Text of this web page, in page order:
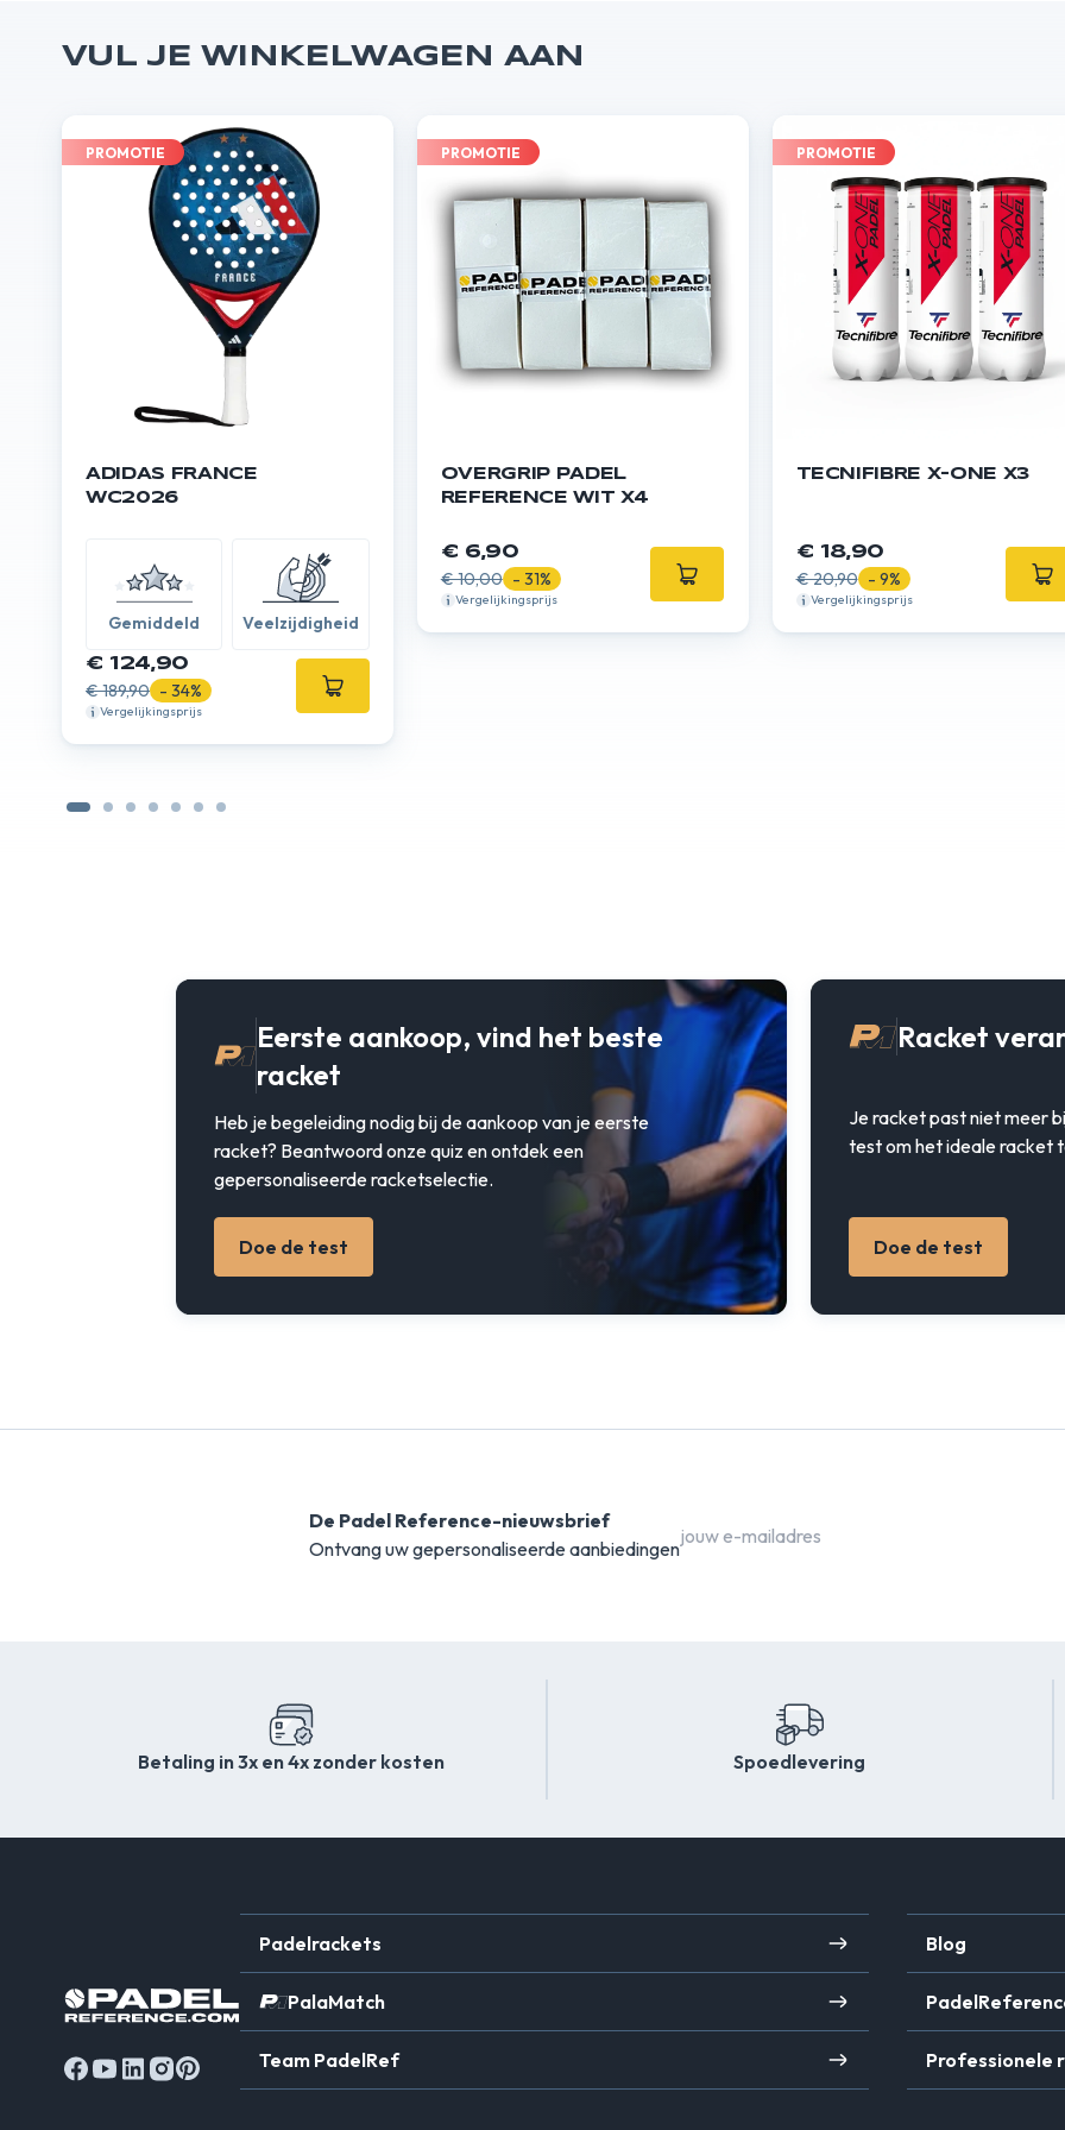
VUL JE WINKELWAGEN AAN
PROMOTIE
ADIDAS FRANCE
WC2026
Gemiddeld Veelzijdigheid
€ 124,90
€ 189,90 - 34%
Vergelijkingsprijs
PROMOTIE
OVERGRIP PADEL
REFERENCE WIT X4
€ 6,90
€ 10,00 - 31%
Vergelijkingsprijs
PROMOTIE
TECNIFIBRE X-ONE X3
€ 18,90
€ 20,90 - 9%
Vergelijkingsprijs
Eerste aankoop, vind het beste
racket
Heb je begeleiding nodig bij de aankoop van je eerste
racket? Beantwoord onze quiz en ontdek een
gepersonaliseerde racketselectie.
Doe de test
Racket
Je racket past niet meer
test om het ideale racket
Doe de test
De Padel Reference-nieuwsbrief
Ontvang uw gepersonaliseerde aanbiedingen
Betaling in 3x en 4x zonder kosten Spoedlevering
Padelrackets
PalaMatch
Team PadelRef
Blog
Professionele